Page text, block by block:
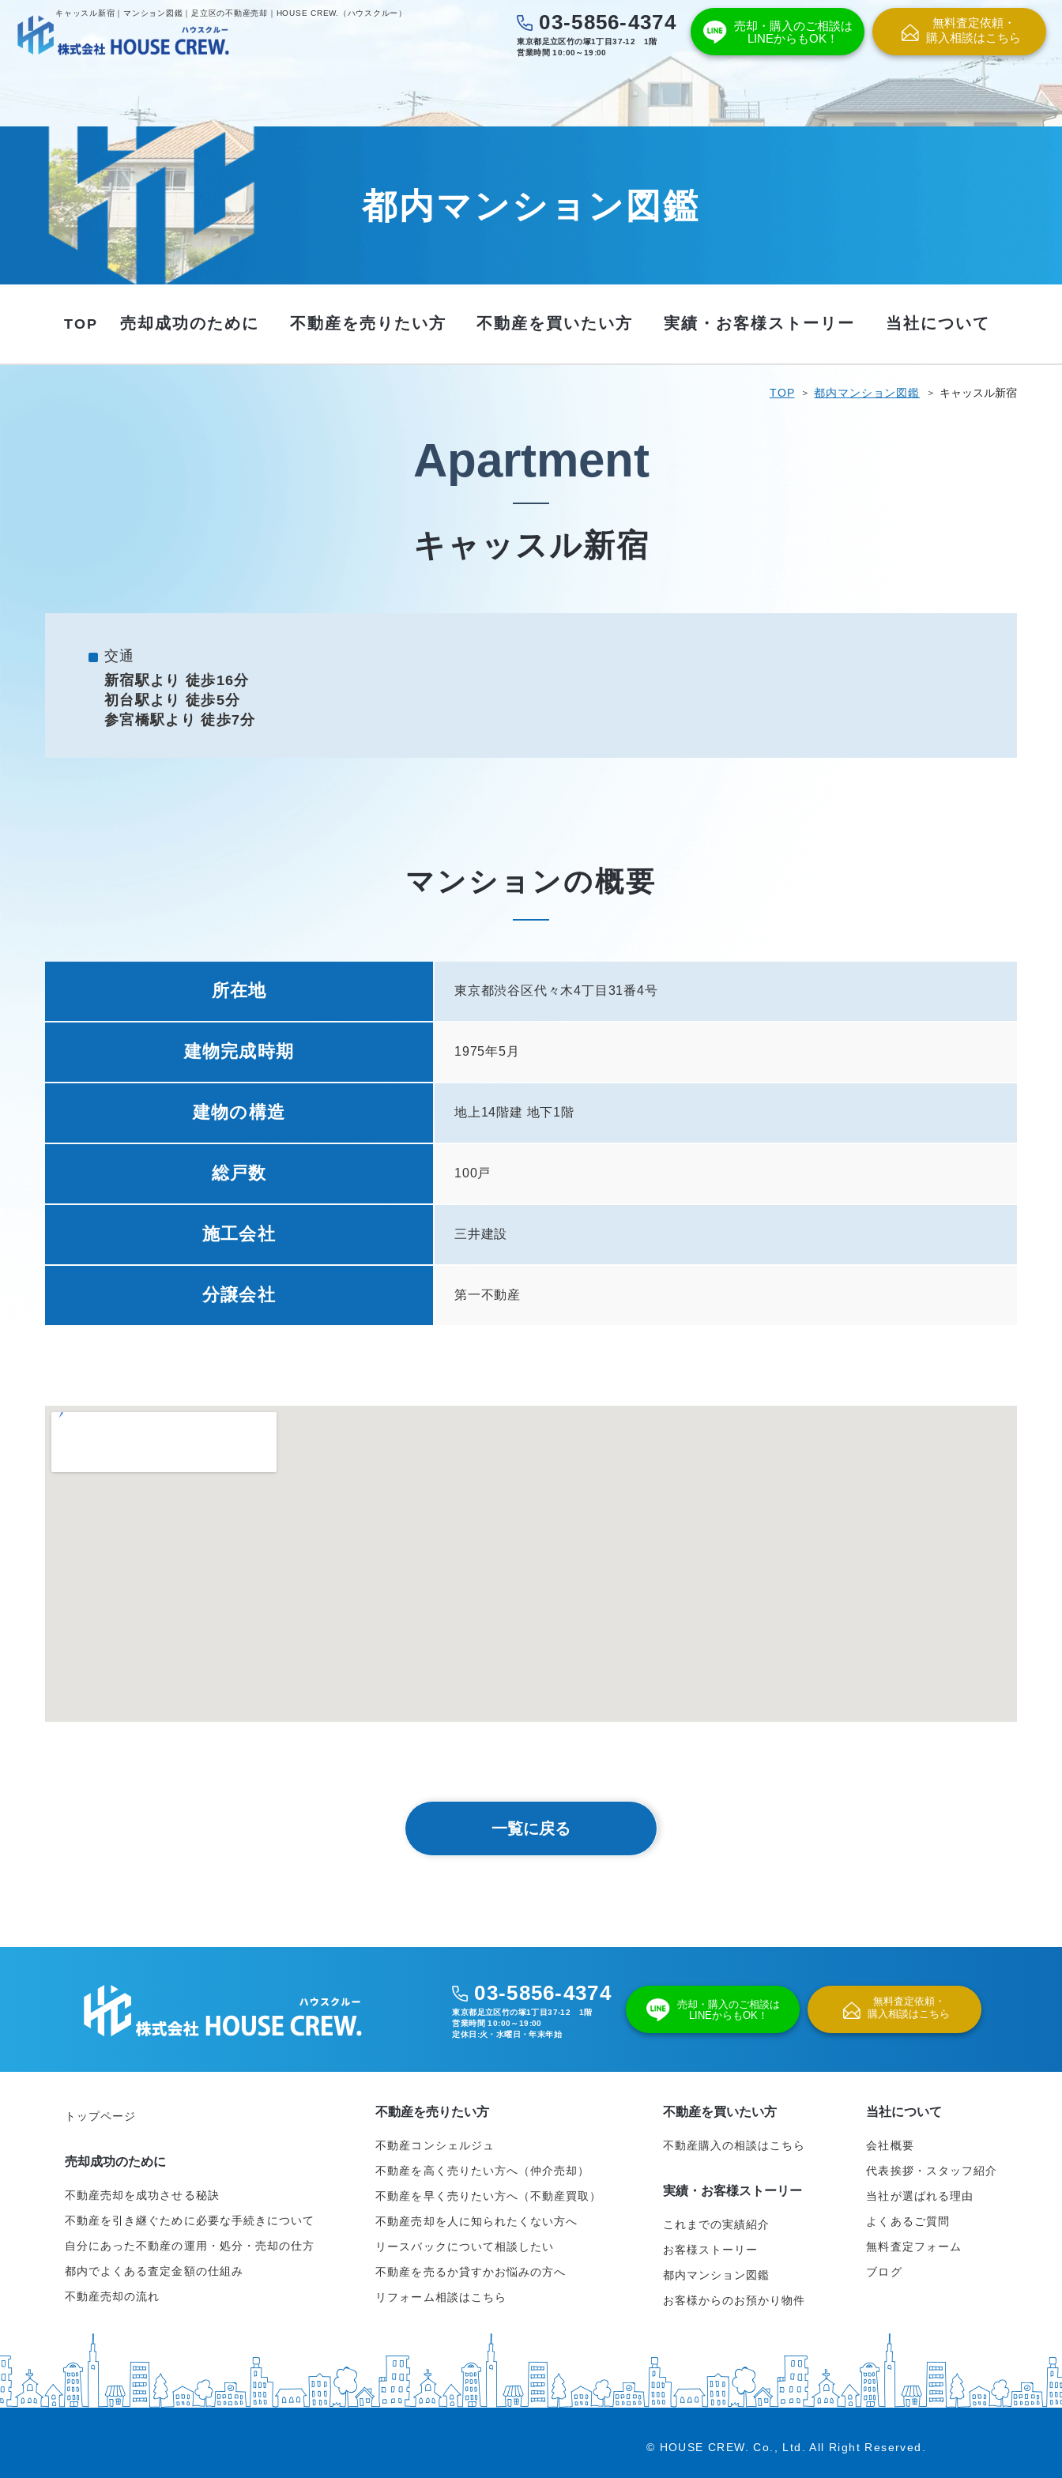
キャッスル新宿｜マンション図鑑｜足立区の不動産売却｜HOUSE CREW.（ハウスクルー） 03-5856-4374
東京都足立区竹の塚1丁目37-12 1階
営業時間 10:00～19:00
売却・購入のご相談は
LINEからもOK！
無料査定依頼・
購入相談はこちら
都内マンション図鑑
TOP 売却成功のために 不動産を売りたい方 不動産を買いたい方 実績・お客様ストーリー 当社について
TOP 都内マンション図鑑 キャッスル新宿
Apartment
キャッスル新宿
交通
新宿駅より 徒歩16分
初台駅より 徒歩5分
参宮橋駅より 徒歩7分
マンションの概要
所在地 東京都渋谷区代々木4丁目31番4号
建物完成時期 1975年5月
建物の構造 地上14階建 地下1階
総戸数 100戸
施工会社 三井建設
分譲会社 第一不動産
一覧に戻る
03-5856-4374
東京都足立区竹の塚1丁目37-12 1階
営業時間 10:00～19:00
定休日:火・水曜日・年末年始
売却・購入のご相談は
LINEからもOK！
無料査定依頼・
購入相談はこちら
トップページ
売却成功のために
不動産売却を成功させる秘訣
不動産を引き継ぐために必要な手続きについて
自分にあった不動産の運用・処分・売却の仕方
都内でよくある査定金額の仕組み
不動産売却の流れ
不動産を売りたい方
不動産コンシェルジュ
不動産を高く売りたい方へ（仲介売却）
不動産を早く売りたい方へ（不動産買取）
不動産売却を人に知られたくない方へ
リースバックについて相談したい
不動産を売るか貸すかお悩みの方へ
リフォーム相談はこちら
不動産を買いたい方
不動産購入の相談はこちら
実績・お客様ストーリー
これまでの実績紹介
お客様ストーリー
都内マンション図鑑
お客様からのお預かり物件
当社について
会社概要
代表挨拶・スタッフ紹介
当社が選ばれる理由
よくあるご質問
無料査定フォーム
ブログ
© HOUSE CREW. Co., Ltd.All Right Reserved.